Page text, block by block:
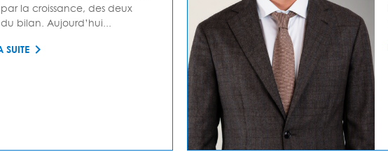
la croissance, des deux
bilan. Aujourd’hui...
SUITE